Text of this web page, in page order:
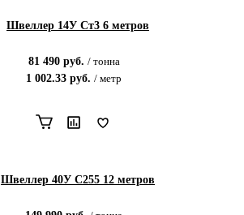
Швеллер 14У Ст3 6 метров
81 490руб. / тонна
1 002.33 руб. / метр
Швеллер 40У С255 12 метров